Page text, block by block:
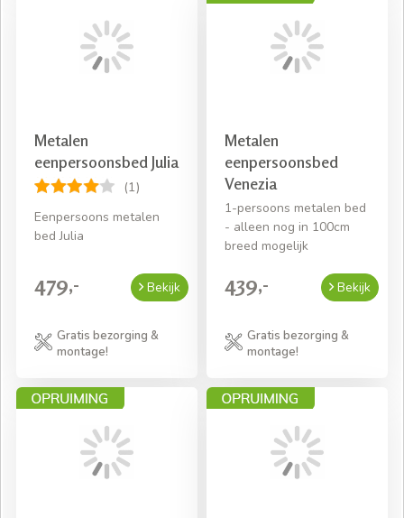
Metalen
eenpersoonsbed Julia
(1)
Eenpersoons metalen
bed Julia
479,- Bekijk
Gratis bezorging &
montage!
Metalen
eenpersoonsbed
Venezia
1-persoons metalen bed
- alleen nog in 100cm
breed mogelijk
439,- Bekijk
Gratis bezorging &
montage!